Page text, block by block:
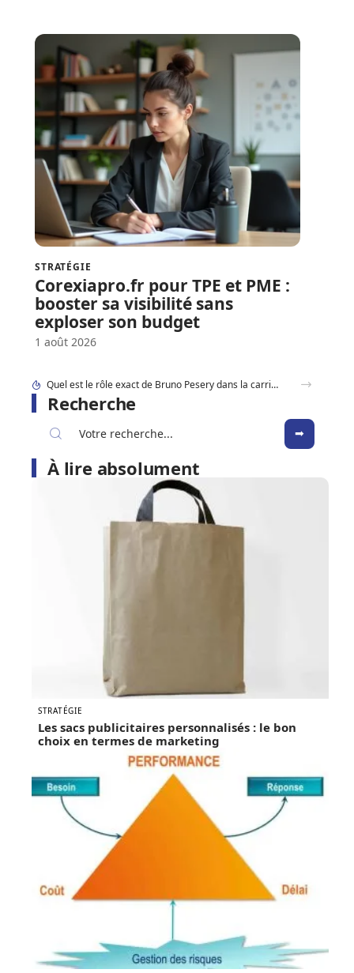
STRATÉGIE
Corexiapro.fr pour TPE et PME :
booster sa visibilité sans
exploser son budget
1 août 2026
Recherche
À lire absolument
STRATÉGIE
Les sacs publicitaires personnalisés : le bon
choix en termes de marketing